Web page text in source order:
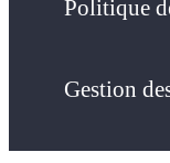
Politique
Gestion